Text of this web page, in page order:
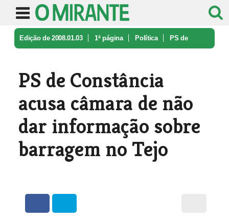
Edição de 2008.01.03 1ª página Política PS de
PS de Constância
acusa câmara de não
dar informação sobre
barragem no Tejo